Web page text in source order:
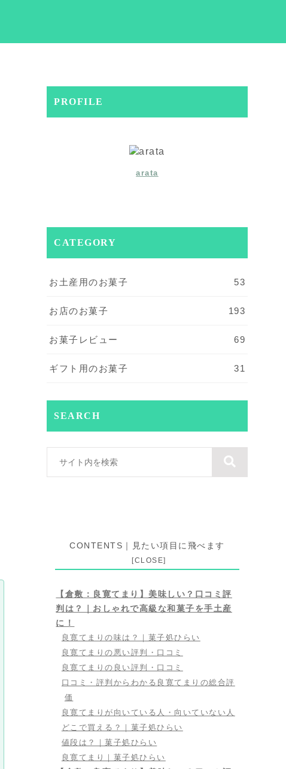
PROFILE
arata
CATEGORY
お土産用のお菓子 53
お店のお菓子 193
お菓子レビュー 69
ギフト用のお菓子 31
SEARCH
CONTENTS｜見たい項目に飛べます
【倉敷：良寛てまり】美味しい？口コミ評
判は？｜おしゃれで高級な和菓子を手土産
に！
良寛てまりの味は？｜菓子処ひらい
良寛てまりの悪い評判・口コミ
良寛てまりの良い評判・口コミ
口コミ・評判からわかる良寛てまりの総合評
価
良寛てまりが向いている人・向いていない人
どこで買える？｜菓子処ひらい
値段は？｜菓子処ひらい
良寛てまり｜菓子処ひらい